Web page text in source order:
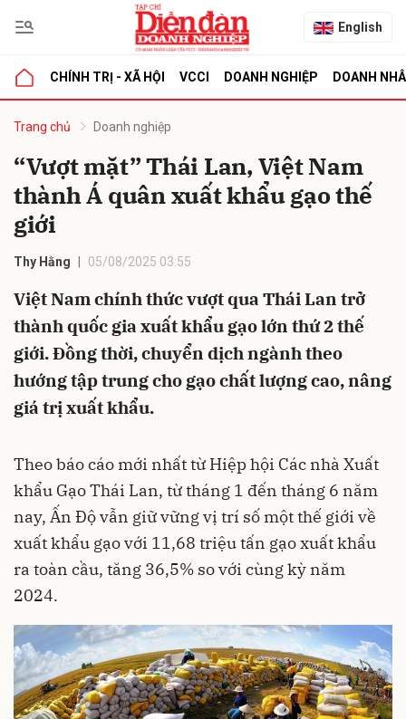
English
CHÍNH TRỊ - XÃ HỘI VCCI DOANH NGHIỆP DOANH
Trang chủ Doanh nghiệp
“Vượt mặt” Thái Lan, Việt Nam
thành Á quân xuất khẩu gạo thế
giới
Thy Hằng 05/08/2025 03:55
Việt Nam chính thức vượt qua Thái Lan trở
thành quốc gia xuất khẩu gạo lớn thứ 2 thế
giới. Đồng thời, chuyển dịch ngành theo
hướng tập trung cho gạo chất lượng cao, nâng
giá trị xuất khẩu.
Theo báo cáo mới nhất từ Hiệp hội Các nhà Xuất
khẩu Gạo Thái Lan, từ tháng 1 đến tháng 6 năm
nay, Ấn Độ vẫn giữ vững vị trí số một thế giới về
xuất khẩu gạo với 11,68 triệu tấn gạo xuất khẩu
ra toàn cầu, tăng 36,5% so với cùng kỳ năm
2024.
luận
Hủy